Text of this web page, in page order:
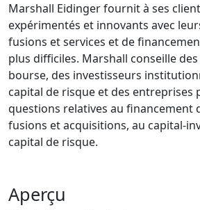
Marshall Eidinger fournit à ses
expérimentés et innovants avec
fusions et services et de
plus difficiles. Marshall conseille
bourse, des investisseurs
capital de risque et des entreprises
questions relatives au financement
fusions et acquisitions, au capital-
capital de risque.
Aperçu